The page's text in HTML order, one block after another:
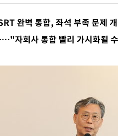
' 된 축구협회
공대 교수…이병태 후
식사 대접까지(종합)
전 2개월 10.3만개
4개 면 특별재난지역
계급 임용…희망지 못
완벽 통합, 좌석 부족 문제
…"자회사 통합 빨리 가시화될